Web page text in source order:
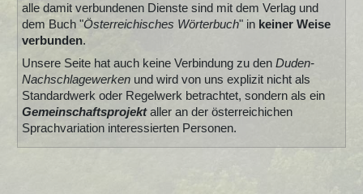
alle damit verbundenen Dienste sind mit dem Verlag und
dem Buch "Österreichisches Wörterbuch" in keiner Weise
verbunden.
Unsere Seite hat auch keine Verbindung zu den Duden-
Nachschlagewerkenund wird von uns explizit nicht als
Standardwerk oder Regelwerk betrachtet, sondern als ein
Gemeinschaftsprojektaller an der österreichichen
Sprachvariation interessierten Personen.